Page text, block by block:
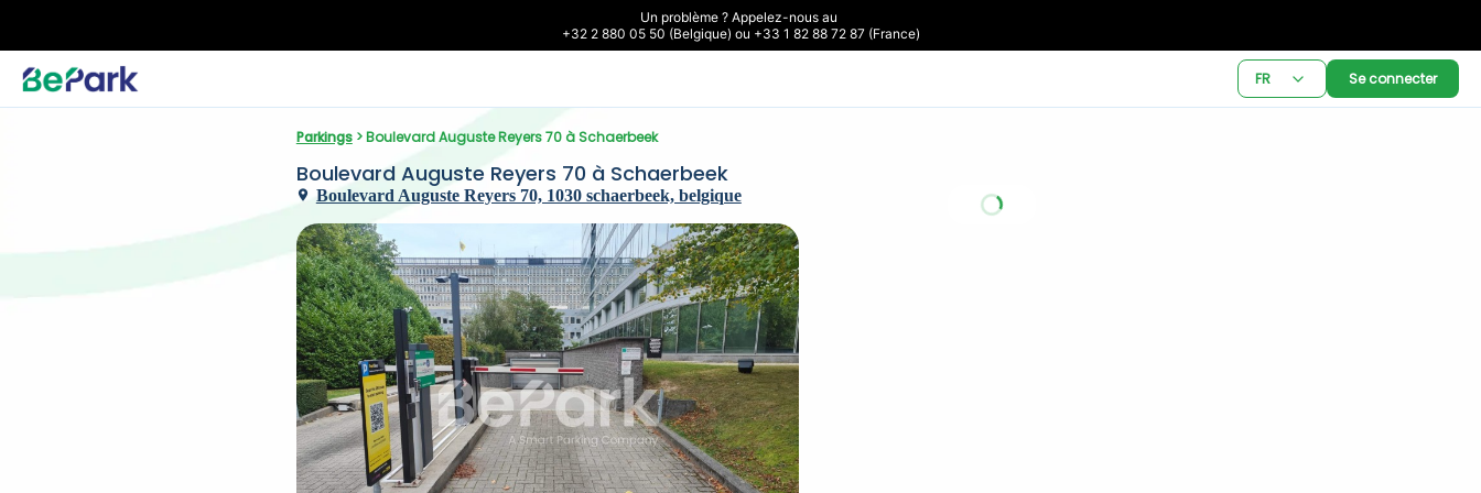
Un problème ? Appelez-nous au
+32 2 880 05 50 (Belgique) ou +33 1 82 88 72 87 (France)
FR Se connecter
Parkings > Boulevard Auguste Reyers 70 à Schaerbeek
Boulevard Auguste Reyers 70 à Schaerbeek
Boulevard Auguste Reyers 70, 1030 schaerbeek, belgique